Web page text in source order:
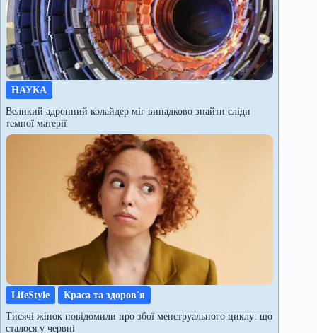
НАУКА
Великий адронний колайдер міг випадково знайти сліди
темної матерії
LifeStyle
Краса та здоров'я
Тисячі жінок повідомили про збої менструального циклу: що
сталося у червні